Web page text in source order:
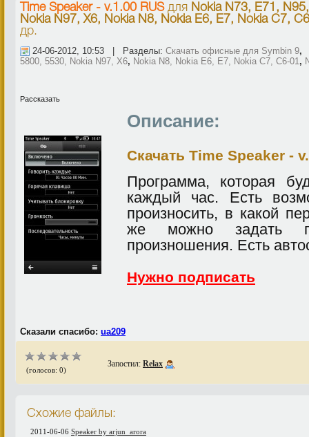
Time Speaker - v.1.00 RUSдля Nokia N73, E71,
Nokia N97, X6, Nokia N8, Nokia E6, E7, Nokia C7,
др.
24-06-2012, 10:53 | Разделы: Скачать офисные для Symbin 9
5800, 5530, Nokia N97, X6, Nokia N8, Nokia E6, E7, Nokia C7, C6-01,
Рассказать
Описание:
Скачать Time Speaker -
Программа, которая
каждый час. Есть
произносить, в какой
же можно задать
произношения. Есть
Нужно подписать
Сказали спасибо: ua209
(голосов: 0)
Запостил: Relax
Схожие файлы:
2011-06-06 Speaker by arjun_arora